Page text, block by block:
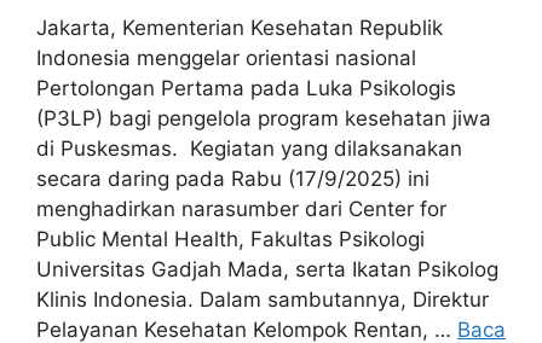
Jakarta, Kementerian Kesehatan Republik
Indonesia menggelar orientasi nasional
Pertolongan Pertama pada Luka Psikologis
(P3LP) bagi pengelola program kesehatan jiwa
di Puskesmas. Kegiatan yang dilaksanakan
secara daring pada Rabu (17/9/2025) ini
menghadirkan narasumber dari Center for
Public Mental Health, Fakultas Psikologi
Universitas Gadjah Mada, serta Ikatan Psikolog
Klinis Indonesia. Dalam sambutannya, Direktur
Pelayanan Kesehatan Kelompok Rentan, … Baca